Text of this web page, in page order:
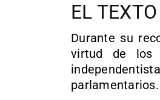
EL
Durante su
virtud de los
parlamentarios.